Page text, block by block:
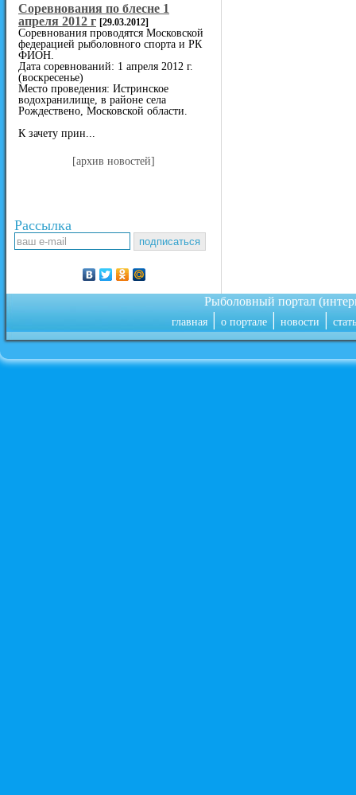
Cоревнования по блесне 1
апреля 2012 г [29.03.2012]
Соревнования проводятся Московской
федерацией рыболовного спорта и РК
ФИОН.
Дата соревнований: 1 апреля 2012 г.
(воскресенье)
Место проведения: Истринское
водохранилище, в районе села
Рождествено, Московской области.
К зачету прин...
[архив новостей]
Рассылка
Рыболовный портал
главная|о портале|новости|